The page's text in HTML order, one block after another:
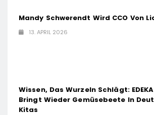
Mandy Schwerendt Wird CCO Von
13. APRIL 2026
Wissen, Das Wurzeln Schlägt:
Bringt Wieder Gemüsebeete In
Kitas